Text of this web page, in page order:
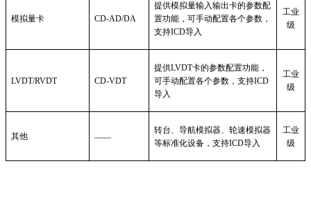
模拟量卡 CD-AD/DA
提供模拟量输入输出卡的参数配
置功能，可手动配置各个参数，
支持ICD导入
工业
级
LVDT/RVDT CD-VDT
提供LVDT卡的参数配置功能，
可手动配置各个参数，支持ICD
导入
工业
级
其他 ——
转台、导航模拟器、轮速模拟器
等标准化设备，支持ICD导入
工业
级